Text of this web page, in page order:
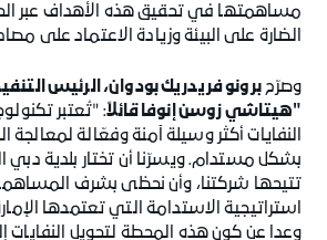
مساهمتها في تحقيق هذه الأهداف عبر
الضارة على البيئة وزيادة الاعتماد على
وصرّحبرونو فريدريك بودوان، الرئيس
"هيتاشي زوسن إنوفا قائلاً: "تُعتبر
النفايات أكثر وسيلة آمنة وفعّالة لمعالجة
بشكل مستدام. ويسرّنا أن تختار بلدية دبي
تتيحها شركتنا، وأن نحظى بشرف
استراتيجية الاستدامة التي تعتمدها
وعدا عن كون هذه المحطة لتحويل النفايات